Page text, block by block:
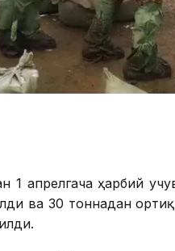
1 апрелгача ҳарбий
ва 30 тоннадан